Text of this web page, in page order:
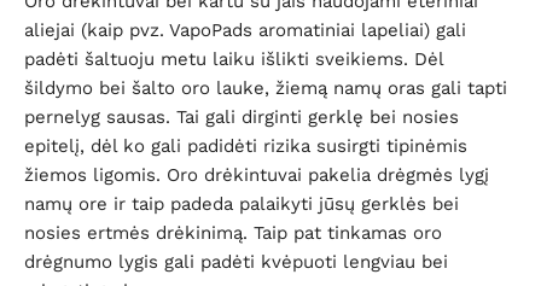
aliejai (kaip pvz. VapoPads aromatiniai lapeliai) gali
padėti šaltuoju metu laiku išlikti sveikiems. Dėl
šildymo bei šalto oro lauke, žiemą namų oras gali tapti
pernelyg sausas. Tai gali dirginti gerklę bei nosies
epitelį, dėl ko gali padidėti rizika susirgti tipinėmis
žiemos ligomis. Oro drėkintuvai pakelia drėgmės lygį
namų ore ir taip padeda palaikyti jūsų gerklės bei
nosies ertmės drėkinimą. Taip pat tinkamas oro
drėgnumo lygis gali padėti kvėpuoti lengviau bei